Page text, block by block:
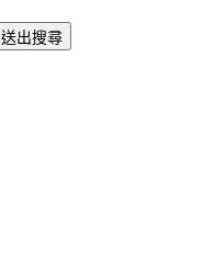
送出搜尋